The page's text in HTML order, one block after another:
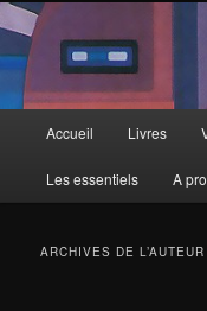
Aller
au
contenu
principal
Aller
au
contenu
secondaire
Deux-
principal
Accueil Livres
Les essentiels A
ARCHIVES DE